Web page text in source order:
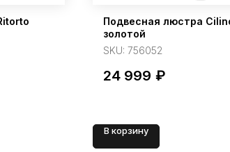
Подвесная люстра
золотой
SKU: 756052
24 999 ₽
В корзину